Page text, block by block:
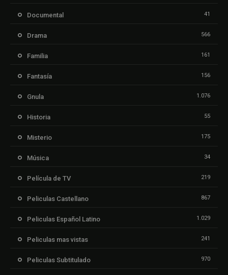
Documental 41
Drama 566
Familia 161
Fantasía 156
Gnula 1.076
Historia 55
Misterio 175
Música 34
Película de TV 219
Peliculas Castellano 867
Peliculas Español Latino 1.029
Peliculas mas vistas 241
Peliculas Subtitulado 970